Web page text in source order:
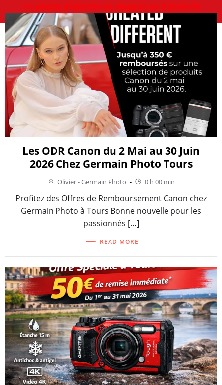
vos photos d’identité au magasin ou à domicile
Les ODR Canon du 2 Mai au 30 Juin
2026 Chez Germain Photo Tours
Olivier - Germain Photo - 0 h 00 min
Profitez des Offres de Remboursement Canon chez
Germain Photo à Tours Bonne nouvelle pour les
passionnés […]
READ MORE